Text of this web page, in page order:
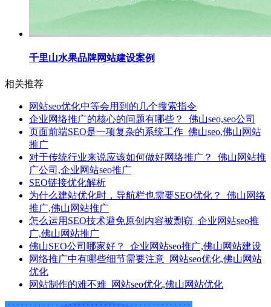
千里山水果品牌网站建设案例
相关推荐
网站seo优化中等会用到的几个搜索指令
企业网络推广的核心的问题有哪些？_佛山seo,seo公司
页面前端SEO是一项复杂的系统工作_佛山seo,佛山网站
推广
对于传统行业来说应该如何做好网络推广？_佛山网站推
广公司,企业网站seo推广
SEO链接优化解析
为什么建站优化时，导航栏也需要SEO优化？_佛山网络
推广,佛山网站推广
怎么运用SEO技术避免原创内容被剽窃_企业网站seo推
广,佛山网站推广
佛山SEO公司哪家好？_企业网站seo推广,佛山网站建设
网络推广中有哪些细节需要注意_网站seo优化,佛山网站
优化
网站制作的难不难_网站seo优化,佛山网站优化